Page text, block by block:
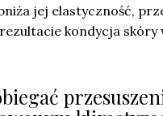
jej elastyczność,
kondycja